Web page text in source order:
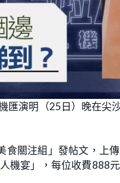
匯演明（25日）晚在
食關注組」發帖文，上
機宴」，每位收費888